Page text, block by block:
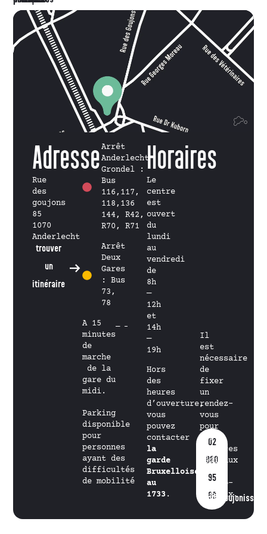
Adresse
Rue
des
goujons
85
1070
Anderlecht
trouver
un
itinéraire
Arrêt
Anderlecht
Grondel :
Bus
116,117,
118,136
144, R42,
R70, R71
Arrêt
Deux
Gares
: Bus
73,
78
A 15
minutes
de
marche
de la
gare du
midi.
Parking
disponible
pour
personnes
ayant des
difficultés
de mobilité
Horaires
Le
centre
est
ouvert
du
lundi
au
vendredi
de
8h
—
12h
et
14h
—
19h
Hors
des
heures
d’ouverture,
vous
pouvez
contacter
la
garde
Bruxelloise
au
1733 .
02
880
95
60
Il
est
nécessaire
de
fixer
un
rendez-
vous
pour
les
services
médicaux
et
psycho-
sociaux.